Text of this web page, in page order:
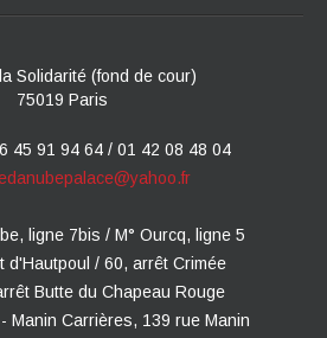
Solidarité (fond de cour)
75019 Paris
45 91 94 64 / 01 42 08 48 04
ligne 7bis / M° Ourcq, ligne 5
d'Hautpoul / 60, arrêt Crimée
Butte du Chapeau Rouge
Manin Carrières, 139 rue Manin